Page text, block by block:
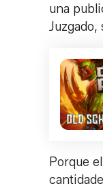
una
Juzgado,
Porque